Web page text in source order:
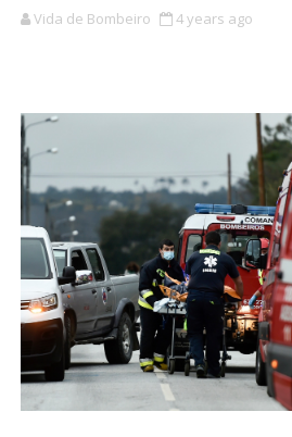
Vida de Bombeiro 4 years ago